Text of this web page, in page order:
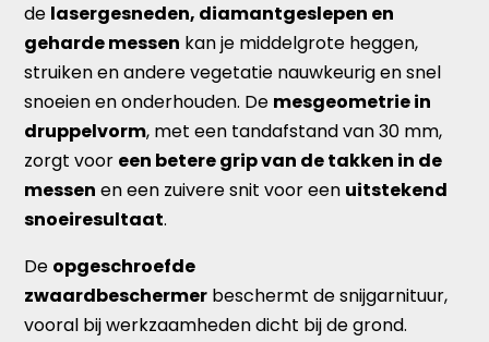
de lasergesneden, diamantgeslepen en
geharde messen kan je middelgrote heggen,
struiken en andere vegetatie nauwkeurig en snel
snoeien en onderhouden. De mesgeometrie in
druppelvorm, met een tandafstand van 30 mm,
zorgt voor een betere grip van de takken in de
messen en een zuivere snit voor een uitstekend
snoeiresultaat.
De opgeschroefde
zwaardbeschermer beschermt de snijgarnituur,
vooral bij werkzaamheden dicht bij de grond.